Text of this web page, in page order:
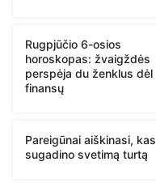
Rugpjūčio 6-osios
horoskopas: žvaigždės
perspėja du ženklus dėl
finansų
Pareigūnai aiškinasi, kas
sugadino svetimą turtą